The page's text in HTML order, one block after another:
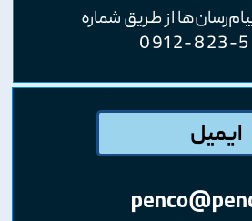
پیام‌رسان‌ها از طریق شماره
0912-823-
ایمیل